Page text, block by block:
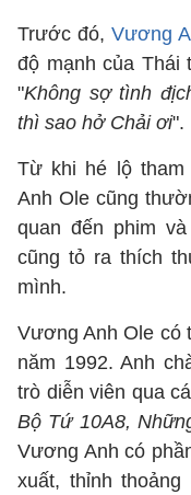
Trước đó, Vương
độ mạnh của Thái
"Không sợ tình
thì sao hở Chải ơi".
Từ khi hé lộ
Anh Ole cũng
quan đến phim
cũng tỏ ra thích
mình.
Vương Anh Ole có
năm 1992. Anh
trò diễn viên qua
Bộ Tứ 10A8,
Vương Anh có
xuất, thỉnh